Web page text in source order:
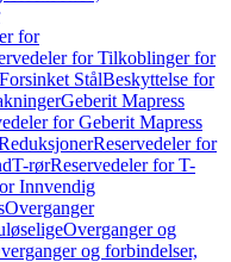
for
for Tilkoblinger for
StålBeskyttelse for
Geberit Mapress
for Geberit Mapress
Reservedeler for
T-rørReservedeler for T-
Innvendig
Overganger
Overganger og
og forbindelser,